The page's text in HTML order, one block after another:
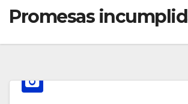
Promesas